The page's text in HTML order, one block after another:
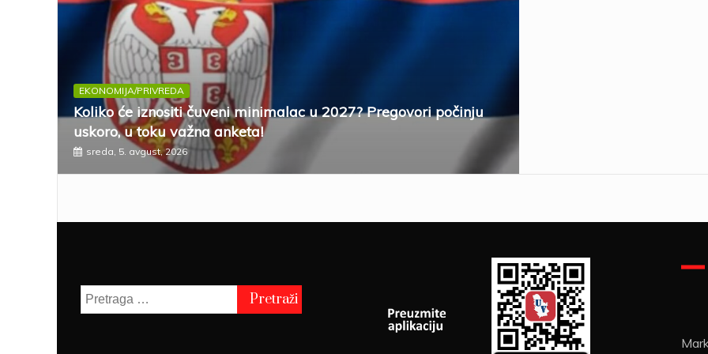
EKONOMIJA/PRIVREDA
Koliko će iznositi čuveni minimalac u 2027? Pregovori počinju
uskoro, u toku važna anketa!
sreda, 5. avgust, 2026
Pretraga
za: